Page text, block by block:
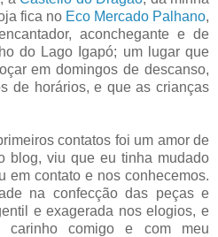
fica no Eco Mercado Palhano,
aconchegante e de
do Lago Igapó; um lugar que
em domingos de descanso,
de horários, e que as crianças
contatos foi um amor de
blog, viu que eu tinha mudado
em contato e nos conhecemos.
na confecção das peças e
e exagerada nos elogios, e
carinho comigo e com meu